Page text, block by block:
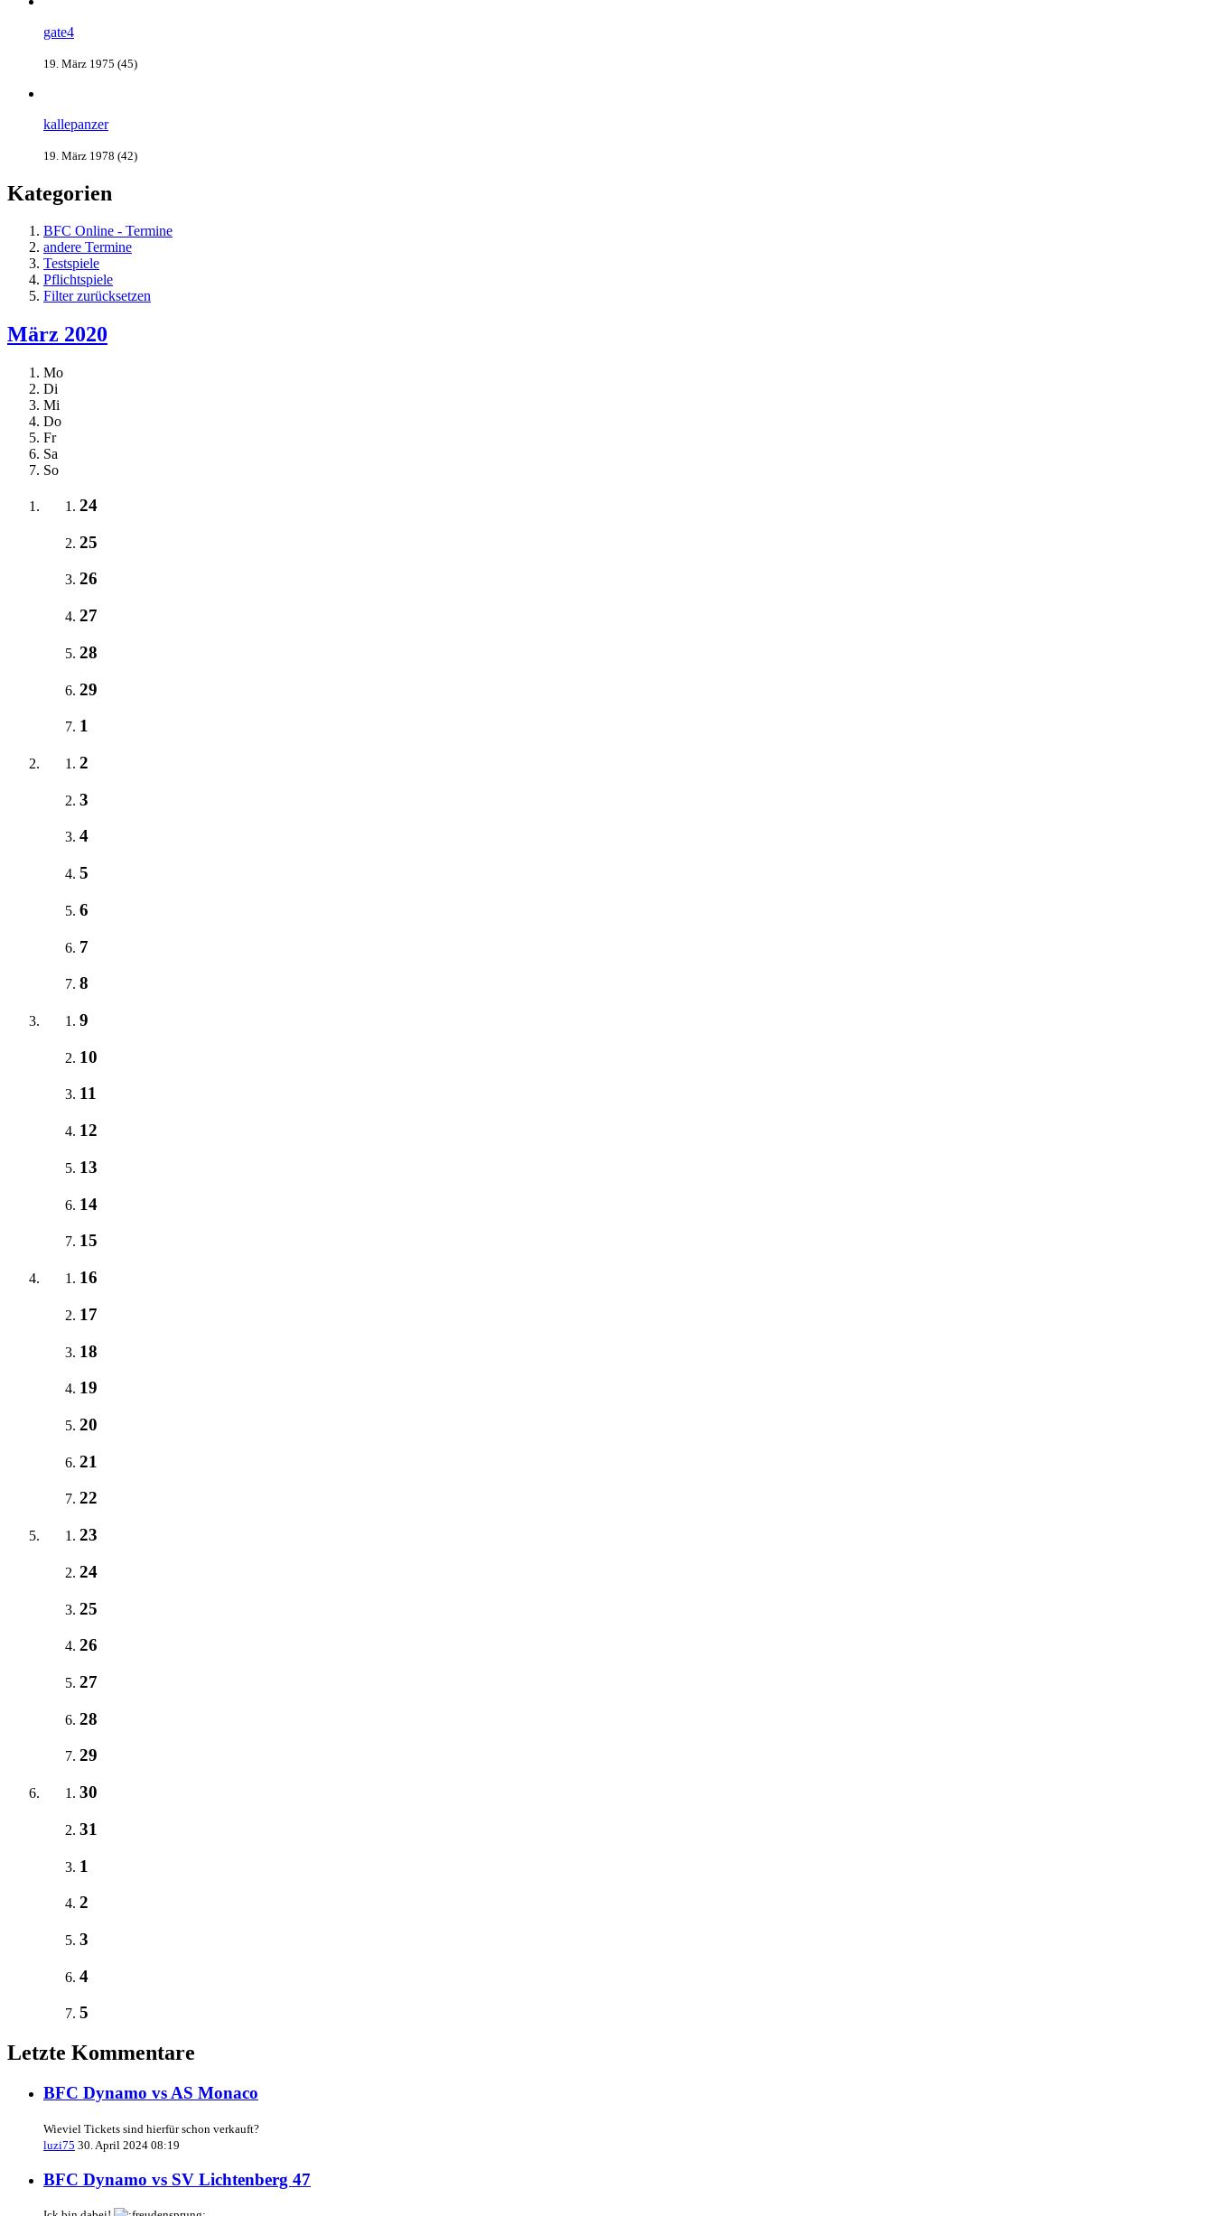
gate4
19. März 1975 (45)
kallepanzer
19. März 1978 (42)
Kategorien
BFC Online - Termine
andere Termine
Testspiele
Pflichtspiele
Filter zurücksetzen
März 2020
Mo
Di
Mi
Do
Fr
Sa
So
24
25
26
27
28
29
1
2
3
4
5
6
7
8
9
10
11
12
13
14
15
16
17
18
19
20
21
22
23
24
25
26
27
28
29
30
31
1
2
3
4
5
Letzte Kommentare
BFC Dynamo vs AS Monaco
Wieviel Tickets sind hierfür schon verkauft?
luzi75 30. April 2024 08:19
BFC Dynamo vs SV Lichtenberg 47